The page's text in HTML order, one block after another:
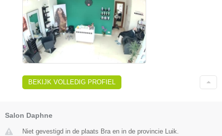
BEKIJK VOLLEDIG PROFIEL
Salon Daphne
Niet gevestigd in de plaats Bra en in de provincie Luik.